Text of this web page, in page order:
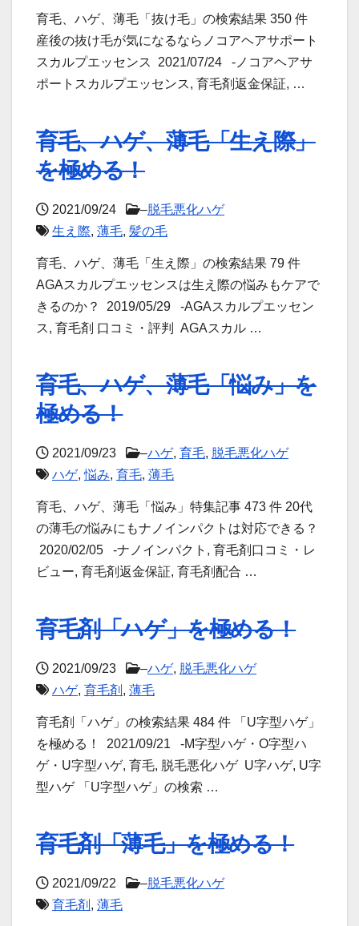
育毛、ハゲ、薄毛「抜け毛」の検索結果 350 件
産後の抜け毛が気になるならノコアヘアサポート
スカルプエッセンス 2021/07/24 -ノコアヘアサ
ポートスカルプエッセンス, 育毛剤返金保証, …
育毛、ハゲ、薄毛「生え際」
を極める！
2021/09/24 –脱毛悪化ハゲ
生え際, 薄毛, 髪の毛
育毛、ハゲ、薄毛「生え際」の検索結果 79 件
AGAスカルプエッセンスは生え際の悩みもケアで
きるのか？ 2019/05/29 -AGAスカルプエッセン
ス, 育毛剤 口コミ・評判 AGAスカル …
育毛、ハゲ、薄毛「悩み」を
極める！
2021/09/23 –ハゲ, 育毛, 脱毛悪化ハゲ
ハゲ,悩み, 育毛, 薄毛
育毛、ハゲ、薄毛「悩み」特集記事 473 件 20代
の薄毛の悩みにもナノインパクトは対応できる？
2020/02/05 -ナノインパクト, 育毛剤口コミ・レ
ビュー, 育毛剤返金保証, 育毛剤配合 …
育毛剤「ハゲ」を極める！
2021/09/23 –ハゲ, 脱毛悪化ハゲ
ハゲ, 育毛剤 , 薄毛
育毛剤「ハゲ」の検索結果 484 件 「U字型ハゲ」
を極める！ 2021/09/21 -M字型ハゲ・O字型ハ
ゲ・U字型ハゲ, 育毛, 脱毛悪化ハゲ U字ハゲ, U字
型ハゲ 「U字型ハゲ」の検索 …
育毛剤「薄毛」を極める！
2021/09/22 –脱毛悪化ハゲ
育毛剤 , 薄毛